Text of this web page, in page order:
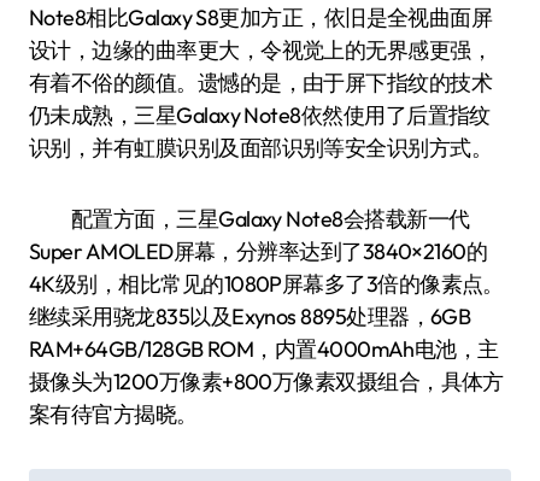
Note8相比Galaxy S8更加方正，依旧是全视曲面屏
设计，边缘的曲率更大，令视觉上的无界感更强，
有着不俗的颜值。遗憾的是，由于屏下指纹的技术
仍未成熟，三星Galaxy Note8依然使用了后置指纹
识别，并有虹膜识别及面部识别等安全识别方式。
配置方面，三星Galaxy Note8会搭载新一代
Super AMOLED屏幕，分辨率达到了3840×2160的
4K级别，相比常见的1080P屏幕多了3倍的像素点。
继续采用骁龙835以及Exynos 8895处理器，6GB
RAM+64GB/128GB ROM，内置4000mAh电池，主
摄像头为1200万像素+800万像素双摄组合，具体方
案有待官方揭晓。